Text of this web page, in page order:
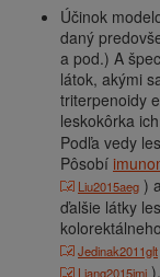
Účinok
daný
a pod.) A
látok, akými
triterpenoidy
leskokôrka
Podľa vedy
Pôsobí
Liu2015aeg )
ďalšie látky
Jedinak2011glt
Liang2015imi